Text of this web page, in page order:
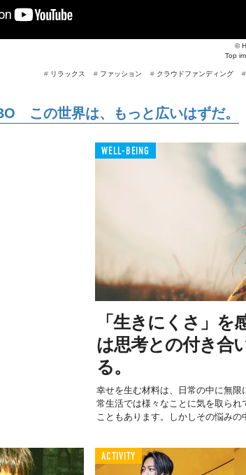
©
Top
# クラウドファンディング
# ファッション
# リラックス
この世界は、もっと広いはずだ。
WELL-BEING
「生きにくさ」を
は思考との付き合
る。
幸せを生む材料は、日常の中に無
常生活では様々なことに気を取ら
こともあります。しかしその悩みの
ACTIVITY